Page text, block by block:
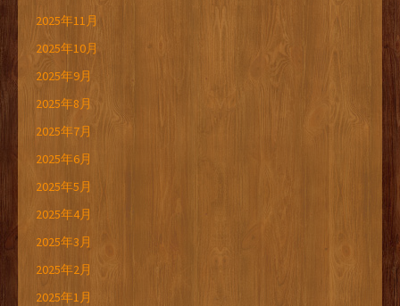
2025年11月
2025年10月
2025年9月
2025年8月
2025年7月
2025年6月
2025年5月
2025年4月
2025年3月
2025年2月
2025年1月